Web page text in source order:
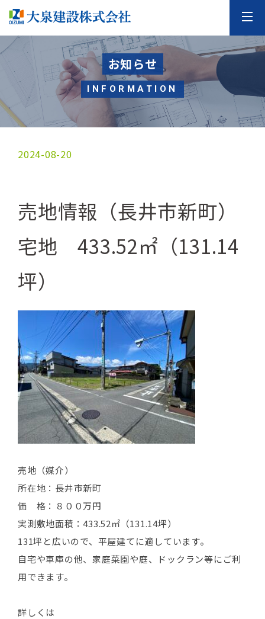
お知らせ
INFORMATION
2024-08-20
売地情報（長井市新町）
宅地 433.52㎡（131.14
坪）
売地（媒介）
所在地：長井市新町
価 格：８００万円
実測敷地面積：433.52㎡（131.14坪）
131坪と広いので、平屋建てに適しています。
自宅や車庫の他、家庭菜園や庭、ドックラン等にご利
用できます。
詳しくは